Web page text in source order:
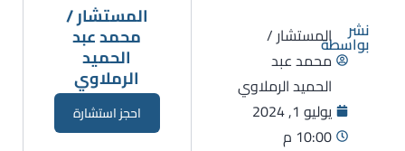
نشر
بواسطةالمستشار /
محمد عبد
الحميد الرملاوي
يوليو 1, 2024
10:00 م
المستشار /
محمد عبد
الحميد
الرملاوي
احجز استشارة